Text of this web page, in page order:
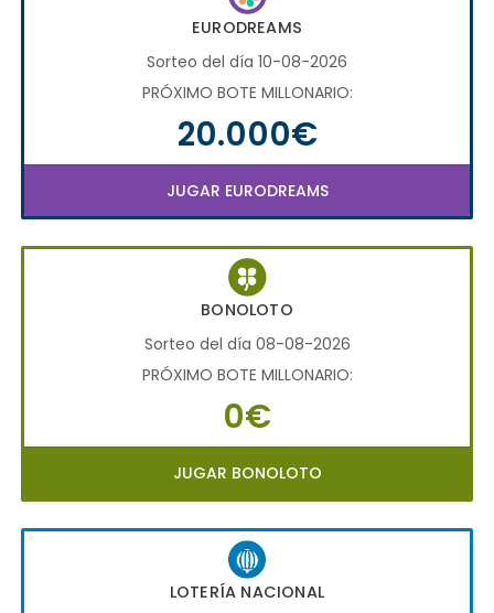
EURODREAMS
Sorteo del día 10-08-2026
PRÓXIMO BOTE MILLONARIO:
20.000€
JUGAR EURODREAMS
BONOLOTO
Sorteo del día 08-08-2026
PRÓXIMO BOTE MILLONARIO:
0€
JUGAR BONOLOTO
LOTERÍA NACIONAL